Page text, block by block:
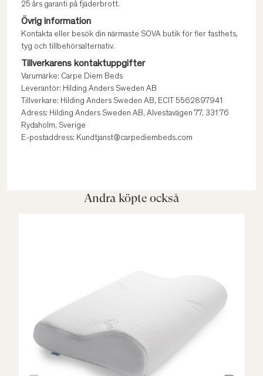
25 års garanti på fjäderbrott.
Övrig information
Kontakta eller besök din närmaste SOVA butik för fler fasthets,
tyg och tillbehörsalternativ.
Tillverkarens kontaktuppgifter
Varumärke: Carpe Diem Beds
Leverantör: Hilding Anders Sweden AB
Tillverkare: Hilding Anders Sweden AB, ECIT 5562897941
Adress: Hilding Anders Sweden AB, Alvestavägen 77, 331 76
Rydaholm, Sverige
E-postaddress: Kundtjanst@carpediembeds.com
Andra köpte också